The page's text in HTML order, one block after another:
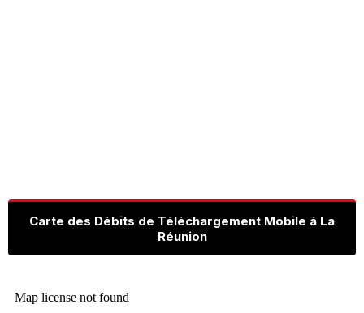
Carte des Débits de Téléchargement Mobile à La
Réunion